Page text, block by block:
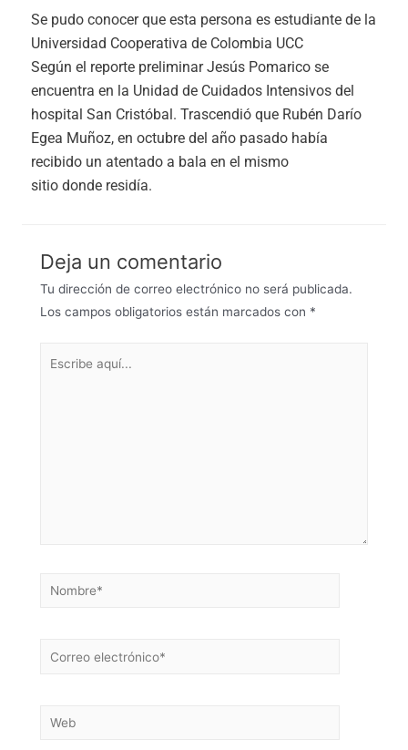
Se pudo conocer que esta persona es estudiante de la
Universidad Cooperativa de Colombia UCC
Según el reporte preliminar Jesús Pomarico se
encuentra en la Unidad de Cuidados Intensivos del
hospital San Cristóbal. Trascendió que Rubén Darío
Egea Muñoz, en octubre del año pasado había
recibido un atentado a bala en el mismo
sitio donde residía.
Deja un comentario
Tu dirección de correo electrónico no será publicada.
Los campos obligatorios están marcados con *